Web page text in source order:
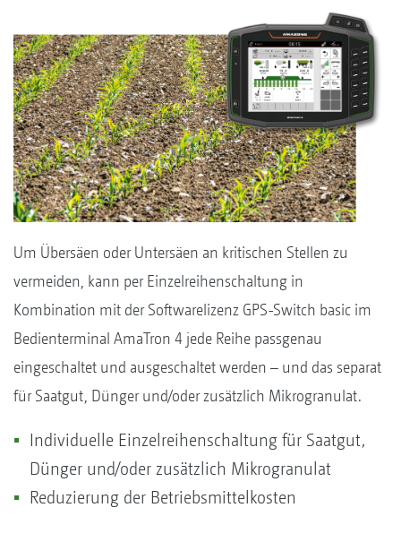
Um Übersäen oder Untersäen an kritischen Stellen zu
vermeiden, kann per Einzelreihenschaltung in
Kombination mit der Softwarelizenz GPS-Switch basic im
Bedienterminal AmaTron 4 jede Reihe passgenau
eingeschaltet und ausgeschaltet werden – und das separat
für Saatgut, Dünger und/oder zusätzlich Mikrogranulat.
Individuelle Einzelreihenschaltung für Saatgut,
Dünger und/oder zusätzlich Mikrogranulat
Reduzierung der Betriebsmittelkosten